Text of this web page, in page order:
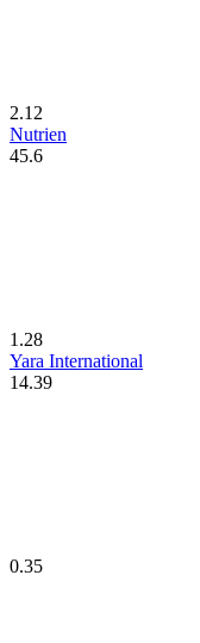
2.12
Nutrien
45.6
1.28
Yara International
14.39
0.35